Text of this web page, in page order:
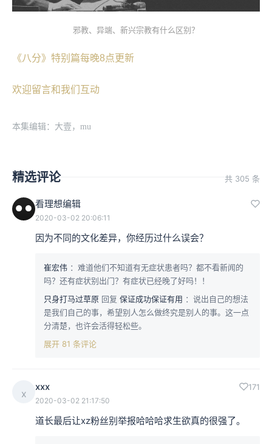
邪教、异端、新兴宗教有什么区别？
《八分》特别篇每晚8点更新
欢迎留言和我们互动
本集编辑：大壹，mu
精选评论 共 305 条
看理想编辑
2020-03-02 20:06:11
因为不同的文化差异，你经历过什么误会？
崔宏伟 ：难道他们不知道有无症状患者吗？都不看新闻的
吗？还有症状别出门？有症状已经晚了好吗！！
只身打马过草原 回复 保证成功保证有用 ：说出自己的想法
是我们自己的事，希望别人怎么做终究是别人的事。这一点
分清楚，也许会活得轻松些。
展开 81 条评论
x
xxx 171
2020-03-02 21:17:50
道长最后让xz粉丝别举报哈哈哈求生欲真的很强了。